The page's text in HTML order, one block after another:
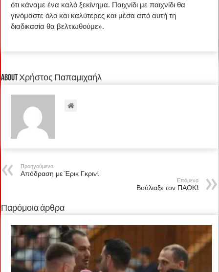
ότι κάναμε ένα καλό ξεκίνημα. Παιχνίδι με παιχνίδι θα
γινόμαστε όλο και καλύτερες και μέσα από αυτή τη
διαδικασία θα βελτιωθούμε».
About Χρήστος Παπαμιχαήλ
Προηγούμενο
Απόδραση με Έρικ Γκριν!
Επόμενο
Βούλιαξε τον ΠΑΟΚ!
Παρόμοια άρθρα